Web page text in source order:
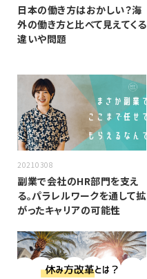
日本の働き方はおかしい？海
外の働き方と比べて見えてくる
違いや問題
20210308
副業で会社のHR部門を支え
る。パラレルワークを通して拡
がったキャリアの可能性